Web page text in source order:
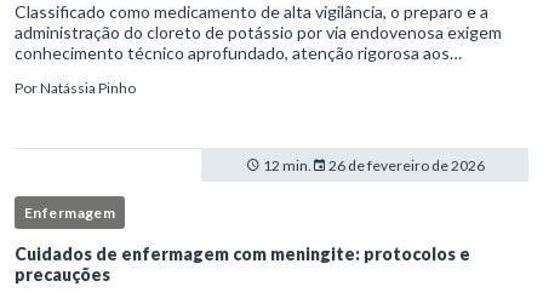
Classificado como medicamento de alta vigilância, o preparo e a
administração do cloreto de potássio por via endovenosa exigem
conhecimento técnico aprofundado, atenção rigorosa aos
enfermag
PorNatássia Pinho
12 min. 26 de fevereiro de 2026
Enfermagem
Cuidados de enfermagem com meningite: protocolos e
precauções